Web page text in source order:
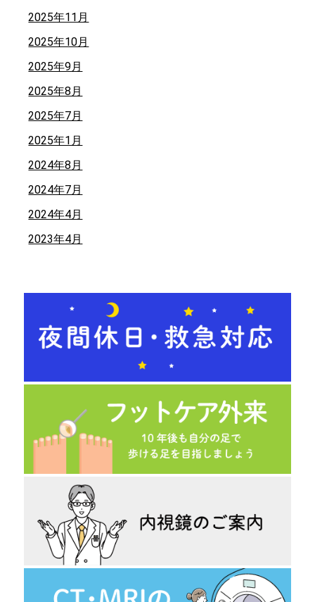
2025年11月
2025年10月
2025年9月
2025年8月
2025年7月
2025年1月
2024年8月
2024年7月
2024年4月
2023年4月